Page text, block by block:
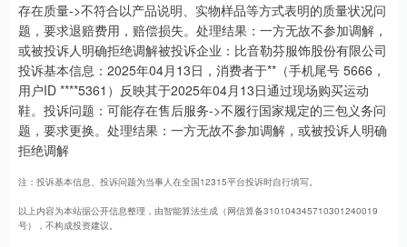
存在质量->不符合以产品说明、实物样品等方式表明的质量状况问
题，要求退赔费用，赔偿损失。处理结果：一方无故不参加调解，
或被投诉人明确拒绝调解被投诉企业：比音勒芬服饰股份有限公司
投诉基本信息：2025年04月13日，消费者于**（手机尾号 5666，
用户ID ****5361）反映其于2025年04月13日通过现场购买运动
鞋。投诉问题：可能存在售后服务->不履行国家规定的三包义务问
题，要求更换。处理结果：一方无故不参加调解，或被投诉人明确
拒绝调解
注：投诉基本信息、投诉问题为当事人在全国12315平台投诉时自行填写。
以上内容为本站据公开信息整理，由智能算法生成（网信算备310104345710301240019
号），不构成投资建议。